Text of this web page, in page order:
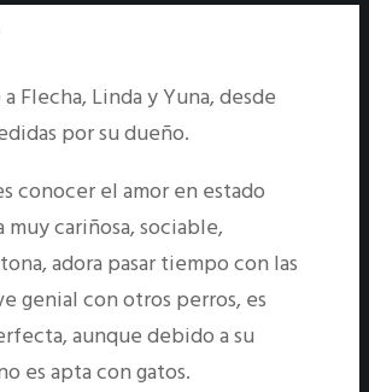
Flecha, Linda y Yuna, desde
por su dueño.
conocer el amor en estado
muy cariñosa, sociable,
adora pasar tiempo con las
genial con otros perros, es
aunque debido a su
es apta con gatos.